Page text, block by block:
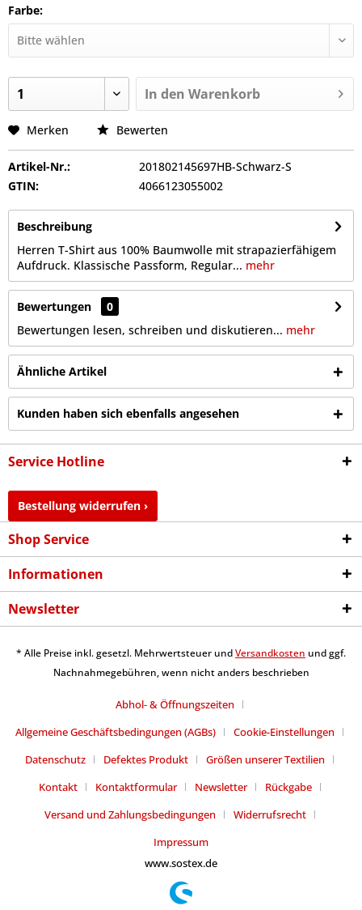
Farbe:
In den Warenkorb
Merken Bewerten
Artikel-Nr.:
201802145697HB-Schwarz-S
GTIN:
4066123055002
Beschreibung
Herren T-Shirt aus 100% Baumwolle mit strapazierfähigem
Aufdruck. Klassische Passform, Regular... mehr
Bewertungen
0
Bewertungen lesen, schreiben und diskutieren... mehr
Ähnliche Artikel
Kunden haben sich ebenfalls angesehen
Service Hotline
Bestellung widerrufen ›
Shop Service
Informationen
Newsletter
* Alle Preise inkl. gesetzl. Mehrwertsteuer undVersandkosten und ggf.
Nachnahmegebühren, wenn nicht anders beschrieben
Abhol- & Öffnungszeiten
Allgemeine Geschäftsbedingungen (AGBs)
Cookie-Einstellungen
Datenschutz
Defektes Produkt
Größen unserer Textilien
Kontakt
Kontaktformular Newsletter
Rückgabe
Versand und Zahlungsbedingungen
Widerrufsrecht
Impressum
www.sostex.de